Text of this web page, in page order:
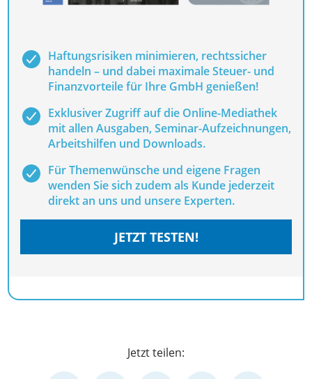
Haftungsrisiken minimieren, rechtssicher
handeln – und dabei maximale Steuer- und
Finanzvorteile für Ihre GmbH genießen!
Exklusiver Zugriff auf die Online-Mediathek
mit allen Ausgaben, Seminar-Aufzeichnungen,
Arbeitshilfen und Downloads.
Für Themenwünsche und eigene Fragen
wenden Sie sich zudem als Kunde jederzeit
direkt an uns und unsere Experten.
JETZT TESTEN!
Jetzt teilen: